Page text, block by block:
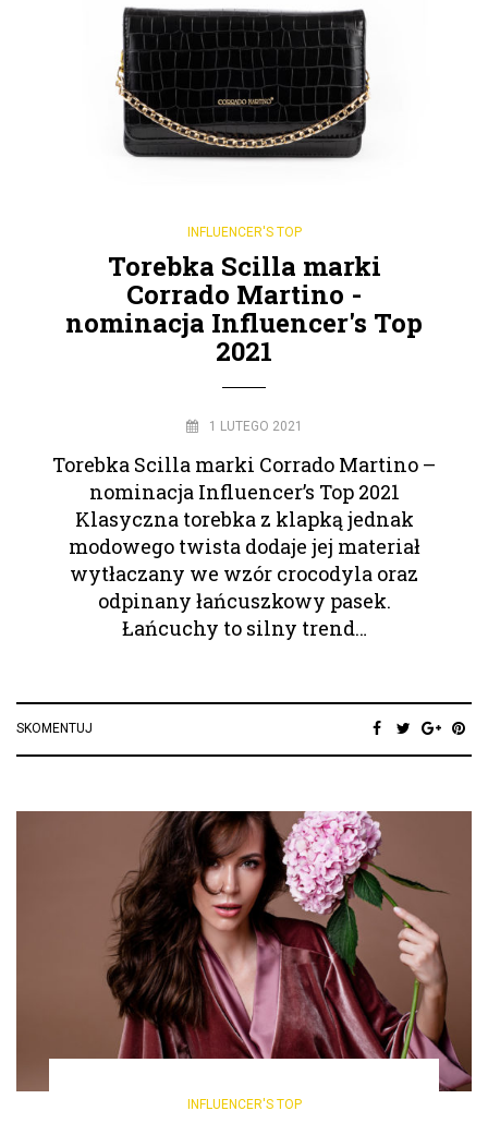
INFLUENCER'S TOP
Torebka Scilla marki
Corrado Martino -
nominacja Influencer's Top
2021
1 LUTEGO 2021
Torebka Scilla marki Corrado Martino –
nominacja Influencer’s Top 2021
Klasyczna torebka z klapką jednak
modowego twista dodaje jej materiał
wytłaczany we wzór crocodyla oraz
odpinany łańcuszkowy pasek.
Łańcuchy to silny trend…
SKOMENTUJ
INFLUENCER'S TOP